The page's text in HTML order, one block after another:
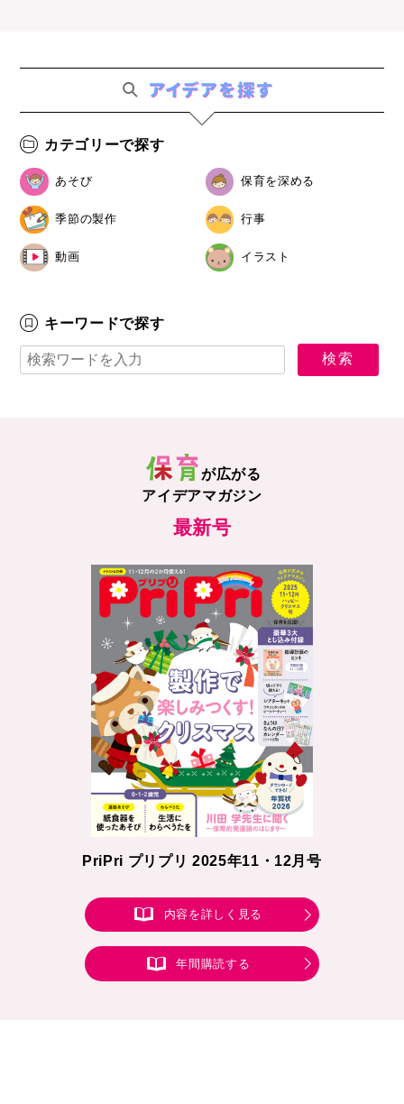
カテゴリーで探す
あそび 保育を深める
季節の製作 行事
動画 イラスト
キーワードで探す
が広がる
アイデアマガジン
最新号
PriPri プリプリ 2025年11・12月号
内容を詳しく見る
年間購読する